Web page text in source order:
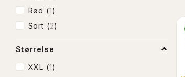
Rød (1)
Sort (2)
Størrelse
XXL (1)